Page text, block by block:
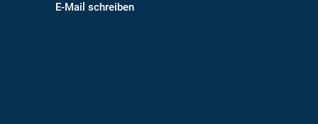
E-Mail schreiben